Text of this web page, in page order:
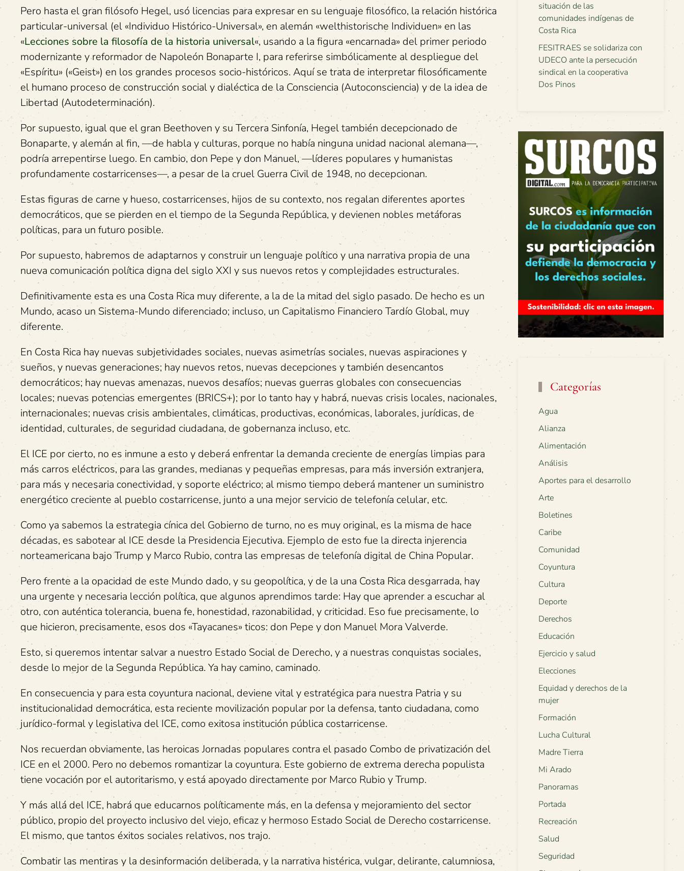
Pero hasta el gran filósofo Hegel, usó licencias para expresar en su lenguaje filosófico, la relación histórica
particular-universal (el «Individuo Histórico-Universal», en alemán «welthistorische Individuen» en las
«Lecciones sobre la filosofía de la historia universal«, usando a la figura «encarnada» del primer periodo
modernizante y reformador de Napoleón Bonaparte I, para referirse simbólicamente al despliegue del
«Espíritu» («Geist») en los grandes procesos socio-históricos. Aquí se trata de interpretar filosóficamente
el humano proceso de construcción social y dialéctica de la Consciencia (Autoconsciencia) y de la idea de
Libertad (Autodeterminación).
Por supuesto, igual que el gran Beethoven y su Tercera Sinfonía, Hegel también decepcionado de
Bonaparte, y alemán al fin, —de habla y culturas, porque no había ninguna unidad nacional alemana—,
podría arrepentirse luego. En cambio, don Pepe y don Manuel, —líderes populares y humanistas
profundamente costarricenses—, a pesar de la cruel Guerra Civil de 1948, no decepcionan.
Estas figuras de carne y hueso, costarricenses, hijos de su contexto, nos regalan diferentes aportes
democráticos, que se pierden en el tiempo de la Segunda República, y devienen nobles metáforas
políticas, para un futuro posible.
Por supuesto, habremos de adaptarnos y construir un lenguaje político y una narrativa propia de una
nueva comunicación política digna del siglo XXI y sus nuevos retos y complejidades estructurales.
Definitivamente esta es una Costa Rica muy diferente, a la de la mitad del siglo pasado. De hecho es un
Mundo, acaso un Sistema-Mundo diferenciado; incluso, un Capitalismo Financiero Tardío Global, muy
diferente.
En Costa Rica hay nuevas subjetividades sociales, nuevas asimetrías sociales, nuevas aspiraciones y
sueños, y nuevas generaciones; hay nuevos retos, nuevas decepciones y también desencantos
democráticos; hay nuevas amenazas, nuevos desafíos; nuevas guerras globales con consecuencias
locales; nuevas potencias emergentes (BRICS+); por lo tanto hay y habrá, nuevas crisis locales, nacionales,
internacionales; nuevas crisis ambientales, climáticas, productivas, económicas, laborales, jurídicas, de
identidad, culturales, de seguridad ciudadana, de gobernanza incluso, etc.
El ICE por cierto, no es inmune a esto y deberá enfrentar la demanda creciente de energías limpias para
más carros eléctricos, para las grandes, medianas y pequeñas empresas, para más inversión extranjera,
para más y necesaria conectividad, y soporte eléctrico; al mismo tiempo deberá mantener un suministro
energético creciente al pueblo costarricense, junto a una mejor servicio de telefonía celular, etc.
Como ya sabemos la estrategia cínica del Gobierno de turno, no es muy original, es la misma de hace
décadas, es sabotear al ICE desde la Presidencia Ejecutiva. Ejemplo de esto fue la directa injerencia
norteamericana bajo Trump y Marco Rubio, contra las empresas de telefonía digital de China Popular.
Pero frente a la opacidad de este Mundo dado, y su geopolítica, y de la una Costa Rica desgarrada, hay
una urgente y necesaria lección política, que algunos aprendimos tarde: Hay que aprender a escuchar al
otro, con auténtica tolerancia, buena fe, honestidad, razonabilidad, y criticidad. Eso fue precisamente, lo
que hicieron, precisamente, esos dos «Tayacanes» ticos: don Pepe y don Manuel Mora Valverde.
Esto, si queremos intentar salvar a nuestro Estado Social de Derecho, y a nuestras conquistas sociales,
desde lo mejor de la Segunda República. Ya hay camino, caminado.
En consecuencia y para esta coyuntura nacional, deviene vital y estratégica para nuestra Patria y su
institucionalidad democrática, esta reciente movilización popular por la defensa, tanto ciudadana, como
jurídico-formal y legislativa del ICE, como exitosa institución pública costarricense.
Nos recuerdan obviamente, las heroicas Jornadas populares contra el pasado Combo de privatización del
ICE en el 2000. Pero no debemos romantizar la coyuntura. Este gobierno de extrema derecha populista
tiene vocación por el autoritarismo, y está apoyado directamente por Marco Rubio y Trump.
Y más allá del ICE, habrá que educarnos políticamente más, en la defensa y mejoramiento del sector
público, propio del proyecto inclusivo del viejo, eficaz y hermoso Estado Social de Derecho costarricense.
El mismo, que tantos éxitos sociales relativos, nos trajo.
Combatir las mentiras y la desinformación deliberada, y la narrativa histérica, vulgar, delirante, calumniosa,
situación de las
comunidades indígenas de
Costa Rica
FESITRAES se solidariza con
UDECO ante la persecución
sindical en la cooperativa
Dos Pinos
Categorías
Agua
Alianza
Alimentación
Análisis
Aportes para el desarrollo
Arte
Boletines
Caribe
Comunidad
Coyuntura
Cultura
Deporte
Derechos
Educación
Ejercicio y salud
Elecciones
Equidad y derechos de la
mujer
Formación
Lucha Cultural
Madre Tierra
Mi Arado
Panoramas
Portada
Recreación
Salud
Seguridad